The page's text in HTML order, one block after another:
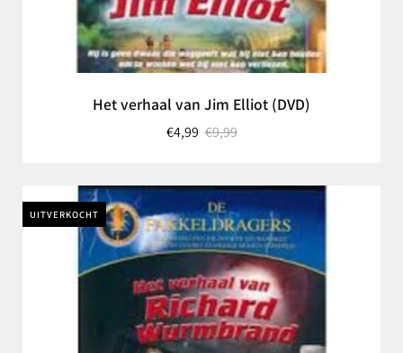
Het verhaal van Jim Elliot (DVD)
€4,99 €9,99
UITVERKOCHT